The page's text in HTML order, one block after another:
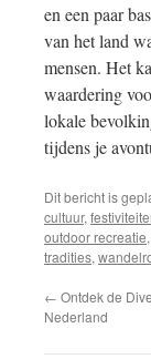
en een paar
van het land
mensen. Het
waardering
lokale
tijdens je
Dit bericht is
cultuur,
outdoor recreatie,
tradities,
← Ontdek de
Nederland